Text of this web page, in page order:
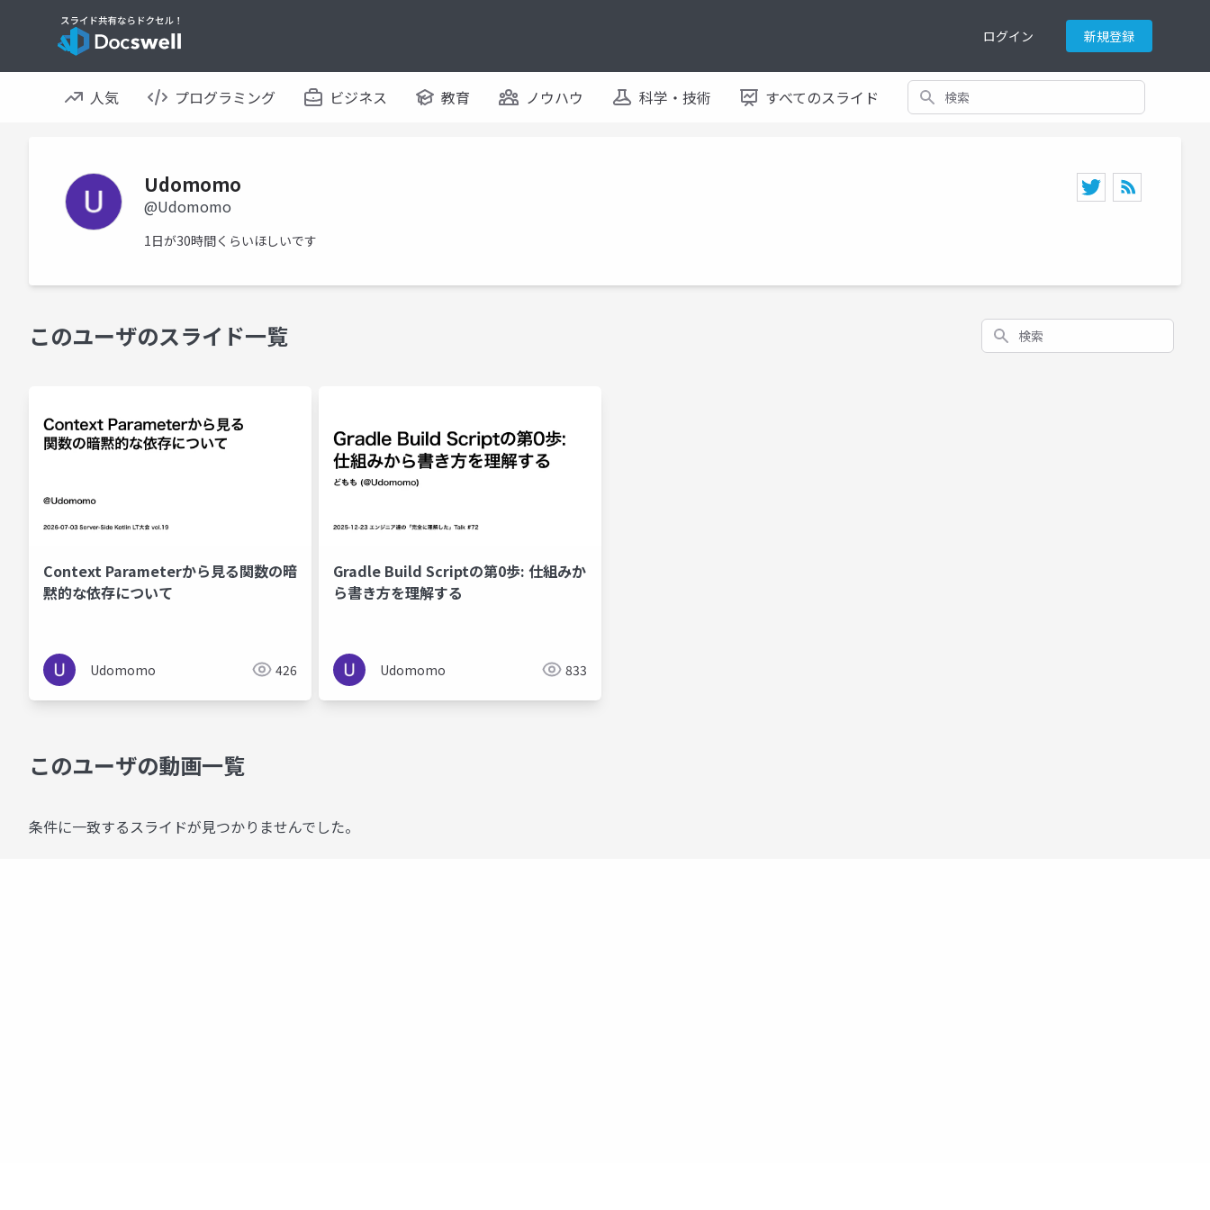
ログイン 新規登録
人気 プログラミング ビジネス 教育 ノウハウ 科学・技術 すべてのスライド 検索
Udomomo
@Udomomo
1日が30時間くらいほしいです
このユーザのスライド一覧 検索
Context Parameterから見る関数の暗
黙的な依存について
Udomomo 426
Gradle Build Scriptの第0歩: 仕組みか
ら書き方を理解する
Udomomo 833
このユーザの動画一覧
条件に一致するスライドが見つかりませんでした。